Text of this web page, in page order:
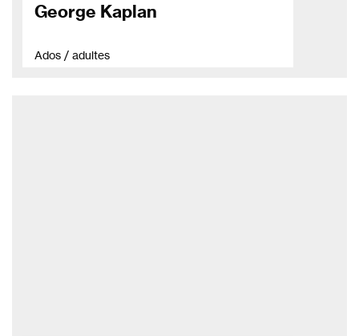
George Kaplan
Ados / adultes